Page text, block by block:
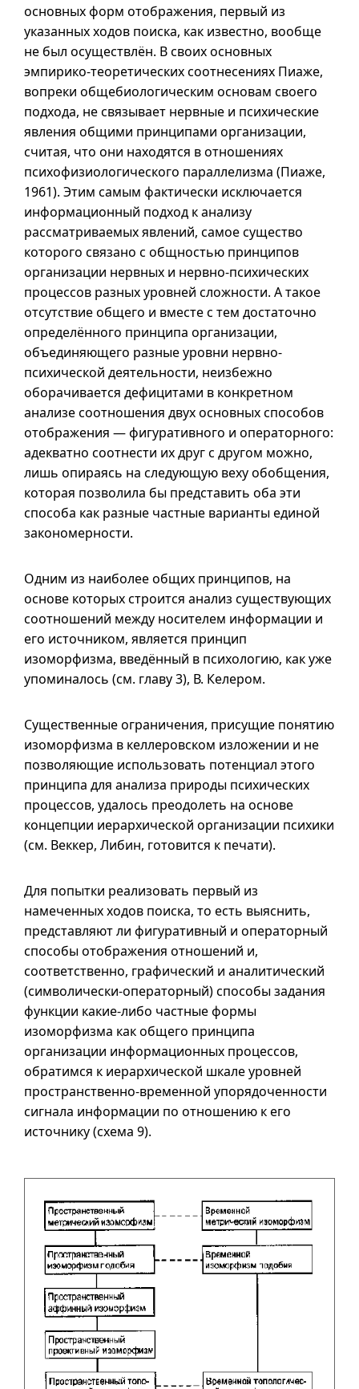
основных форм отображения, первый из
указанных ходов поиска, как известно, вообще
не был осуществлён. В своих основных
эмпирико-теоретических соотнесениях Пиаже,
вопреки общебиологическим основам своего
подхода, не связывает нервные и психические
явления общими принципами организации,
считая, что они находятся в отношениях
психофизиологического параллелизма (Пиаже,
1961). Этим самым фактически исключается
информационный подход к анализу
рассматриваемых явлений, самое существо
которого связано с общностью принципов
организации нервных и нервно-психических
процессов разных уровней сложности. А такое
отсутствие общего и вместе с тем достаточно
определённого принципа организации,
объединяющего разные уровни нервно-
психической деятельности, неизбежно
оборачивается дефицитами в конкретном
анализе соотношения двух основных способов
отображения — фигуративного и операторного:
адекватно соотнести их друг с другом можно,
лишь опираясь на следующую веху обобщения,
которая позволила бы представить оба эти
способа как разные частные варианты единой
закономерности.
Одним из наиболее общих принципов, на
основе которых строится анализ существующих
соотношений между носителем информации и
его источником, является принцип
изоморфизма, введённый в психологию, как уже
упоминалось (см. главу 3), В. Келером.
Существенные ограничения, присущие понятию
изоморфизма в келлеровском изложении и не
позволяющие использовать потенциал этого
принципа для анализа природы психических
процессов, удалось преодолеть на основе
концепции иерархической организации психики
(см. Веккер, Либин, готовится к печати).
Для попытки реализовать первый из
намеченных ходов поиска, то есть выяснить,
представляют ли фигуративный и операторный
способы отображения отношений и,
соответственно, графический и аналитический
(символически-операторный) способы задания
функции какие-либо частные формы
изоморфизма как общего принципа
организации информационных процессов,
обратимся к иерархической шкале уровней
пространственно-временной упорядоченности
сигнала информации по отношению к его
источнику (схема 9).